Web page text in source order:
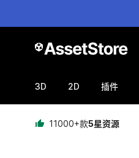
3D 2D 插件
11000+款5星资源